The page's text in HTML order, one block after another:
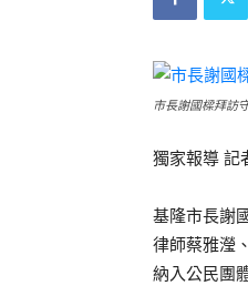
市長謝國樑拜訪
獨家報導 記
基隆市長謝
律師蔡雅瀅
納入公民團